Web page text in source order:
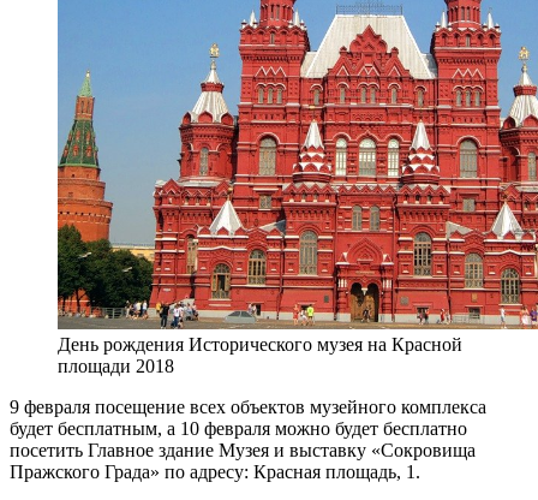
День рождения Исторического музея на Красной
площади 2018
9 февраля посещение всех объектов музейного комплекса
будет бесплатным, а 10 февраля можно будет бесплатно
посетить Главное здание Музея и выставку «Сокровища
Пражского Града» по адресу: Красная площадь, 1.